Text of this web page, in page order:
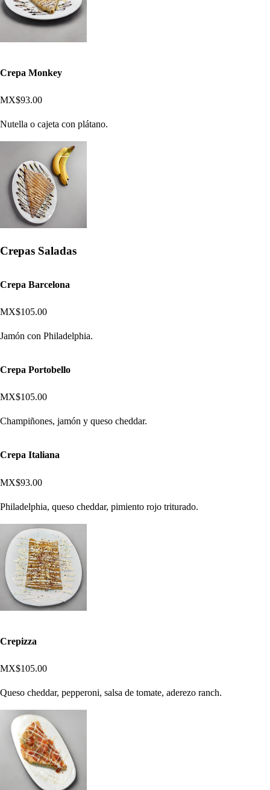
Crepa Monkey
MX$93.00
Nutella o cajeta con plátano.
Crepas Saladas
Crepa Barcelona
MX$105.00
Jamón con Philadelphia.
Crepa Portobello
MX$105.00
Champiñones, jamón y queso cheddar.
Crepa Italiana
MX$93.00
Philadelphia, queso cheddar, pimiento rojo triturado.
Crepizza
MX$105.00
Queso cheddar, pepperoni, salsa de tomate, aderezo ranch.